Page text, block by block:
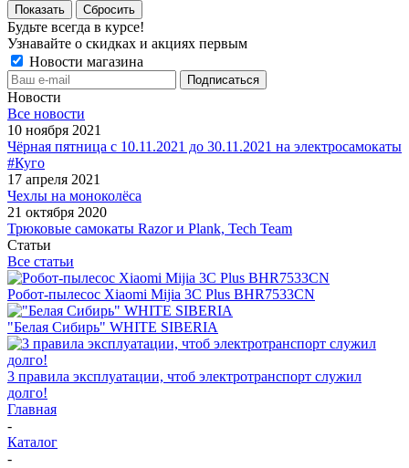
Показать Сбросить
Будьте всегда в курсе!
Узнавайте о скидках и акциях первым
Новости магазина
Новости
Все новости
10 ноября 2021
Чёрная пятница с 10.11.2021 до 30.11.2021 на электросамокаты
#Куго
17 апреля 2021
Чехлы на моноколёса
21 октября 2020
Трюковые самокаты Razor и Plank, Tech Team
Статьи
Все статьи
Робот-пылесос Xiaomi Mijia 3C Plus BHR7533CN
"Белая Сибирь" WHITE SIBERIA
3 правила эксплуатации, чтоб электротранспорт служил
долго!
Главная
-
Каталог
-